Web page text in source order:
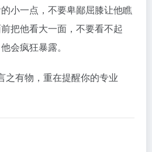
小一点，不要卑鄙屈膝让他瞧
把他看大一面，不要看不起
会疯狂暴露。
之有物，重在提醒你的专业